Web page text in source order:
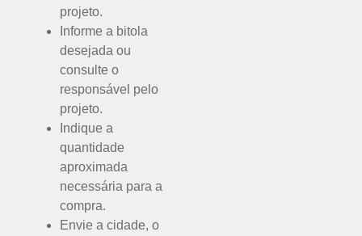
projeto.
Informe a bitola
desejada ou
consulte o
responsável pelo
projeto.
Indique a
quantidade
aproximada
necessária para a
compra.
Envie a cidade, o